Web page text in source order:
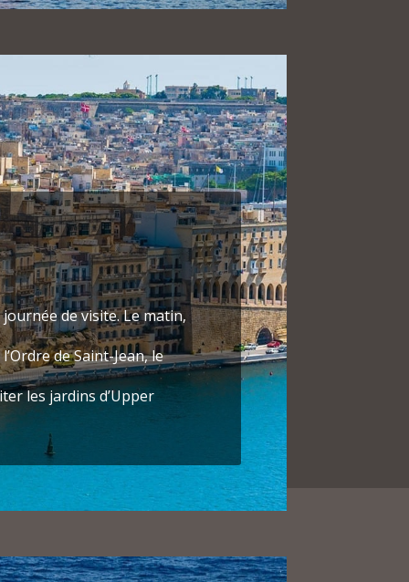
de visite. Le matin,
de Saint-Jean, le
les jardins d’Upper
le Palais des Grands Maîtres,
Jean (XVIe s.), ancienne
pierres tombales en
jadis les ressortissants